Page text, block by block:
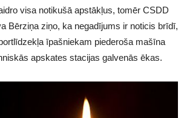
visa notikušā apstākļus, tomēr CSDD
Bērziņa ziņo, ka negadījums ir noticis brīdī,
īpašniekam piederoša mašīna
apskates stacijas galvenās ēkas.